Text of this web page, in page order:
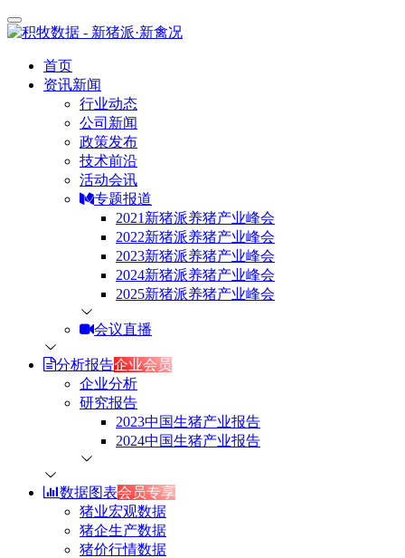
首页
资讯新闻
行业动态
公司新闻
政策发布
技术前沿
活动会讯
专题报道
2021新猪派养猪产业峰会
2022新猪派养猪产业峰会
2023新猪派养猪产业峰会
2024新猪派养猪产业峰会
2025新猪派养猪产业峰会
会议直播
分析报告企业会员
企业分析
研究报告
2023中国生猪产业报告
2024中国生猪产业报告
数据图表会员专享
猪业宏观数据
猪企生产数据
猪价行情数据